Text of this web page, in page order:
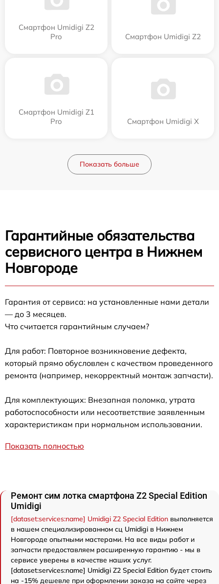
Смартфон Umidigi Z2
Pro
Смартфон Umidigi Z2
Смартфон Umidigi Z1
Pro
Смартфон Umidigi X
Показать больше
Гарантийные обязательства
сервисного центра в Нижнем
Новгороде
Гарантия от сервиса: на установленные нами детали
— до 3 месяцев.
Что считается гарантийным случаем?
Для работ: Повторное возникновение дефекта,
который прямо обусловлен с качеством проведенного
ремонта (например, некорректный монтаж запчасти).
Для комплектующих: Внезапная поломка, утрата
работоспособности или несоответствие заявленным
характеристикам при нормальном использовании.
Показать полностью
Ремонт сим лотка смартфона Z2 Special Edition
Umidigi
[dataset:services:name] Umidigi Z2 Special Edition выполняется
в нашем специализированном сц Umidigi в Нижнем
Новгороде опытными мастерами. На все виды работ и
запчасти предоставляем расширенную гарантию - мы в
сервисе уверены в качестве наших услуг.
[dataset:services:name] Umidigi Z2 Special Edition будет стоить
на -15% дешевле при оформлении заказа на сайте через